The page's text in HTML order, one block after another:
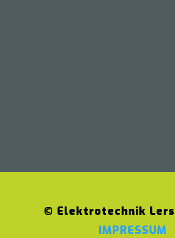
© Elektrotechnik
IMPRESSUM